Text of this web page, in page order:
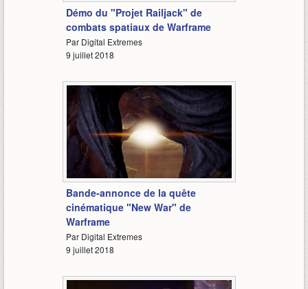
Démo du "Projet Railjack" de
combats spatiaux de Warframe
Par Digital Extremes
9 juillet 2018
1:19
Bande-annonce de la quête
cinématique "New War" de
Warframe
Par Digital Extremes
9 juillet 2018